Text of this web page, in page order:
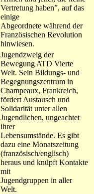
Vertretung haben”, auf das
einige
Abgeordnete während der
Französischen Revolution
hinwiesen.
Jugendzweig der
Bewegung ATD Vierte
Welt. Sein Bildungs- und
Begegnungszentrum in
Champeaux, Frankreich,
fördert Austausch und
Solidarität unter allen
Jugendlichen, ungeachtet
ihrer
Lebensumstände. Es gibt
dazu eine Monatszeitung
(französisch/englisch)
heraus und knüpft Kontakte
mit
Jugendgruppen in aller
Welt.